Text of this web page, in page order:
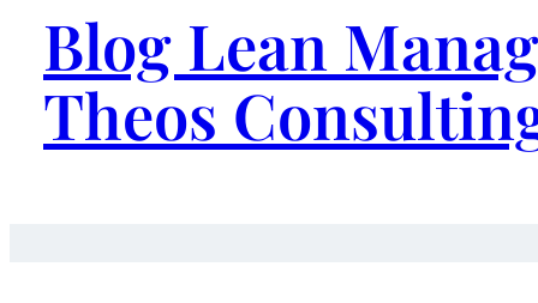
Blog Lean
Theos